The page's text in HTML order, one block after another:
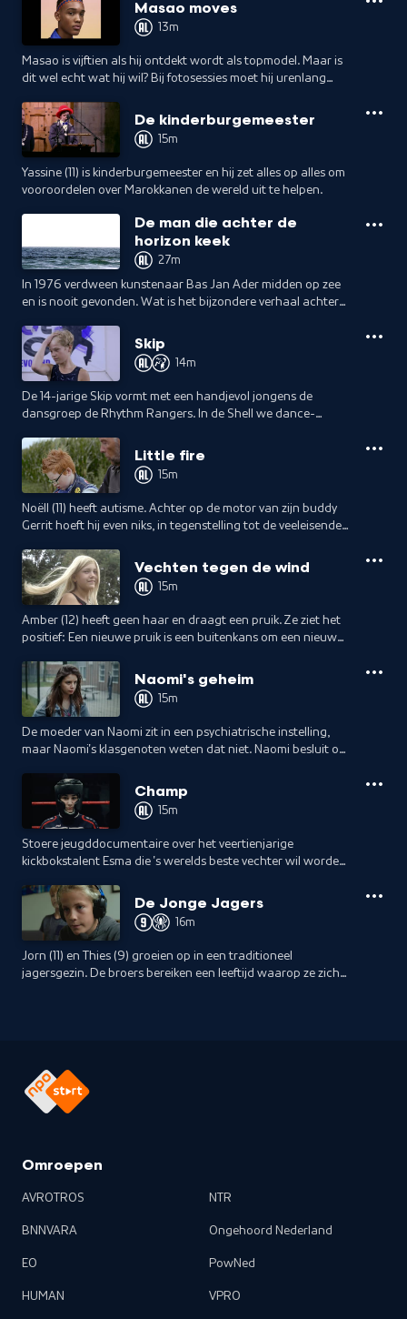
Masao moves
13m
Masao is vijftien als hij ontdekt wordt als topmodel. Maar is
dit wel echt wat hij wil? Bij fotosessies moet hij urenlang
De kinderburgemeester
15m
Yassine (11) is kinderburgemeester en hij zet alles op alles om
vooroordelen over Marokkanen de wereld uit te helpen.
De man die achter de
horizon keek
27m
In 1976 verdween kunstenaar Bas Jan Ader midden op zee
en is nooit gevonden. Wat is het bijzondere verhaal achter
Skip
14m
De 14-jarige Skip vormt met een handjevol jongens de
dansgroep de Rhythm Rangers. In de Shell we dance-
danscrew'.
Little fire
15m
Noëll (11) heeft autisme. Achter op de motor van zijn buddy
Gerrit hoeft hij even niks, in tegenstelling tot de veeleisende
Vechten tegen de wind
15m
Amber (12) heeft geen haar en draagt een pruik. Ze ziet het
positief: Een nieuwe pruik is een buitenkans om een nieuw
Naomi's geheim
15m
De moeder van Naomi zit in een psychiatrische instelling,
maar Naomi's klasgenoten weten dat niet. Naomi besluit om
Champ
15m
Stoere jeugddocumentaire over het veertienjarige
kickbokstalent Esma die 's werelds beste vechter wil worden,
moeder te verliezen.
De Jonge Jagers
16m
Jorn (11) en Thies (9) groeien op in een traditioneel
jagersgezin. De broers bereiken een leeftijd waarop ze zich
Omroepen
AVROTROS
BNNVARA
EO
HUMAN
NTR
Ongehoord Nederland
PowNed
VPRO